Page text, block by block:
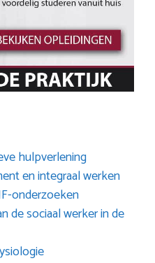
hulpverlening
en integraal werken
onderzoeken
de sociaal werker in de